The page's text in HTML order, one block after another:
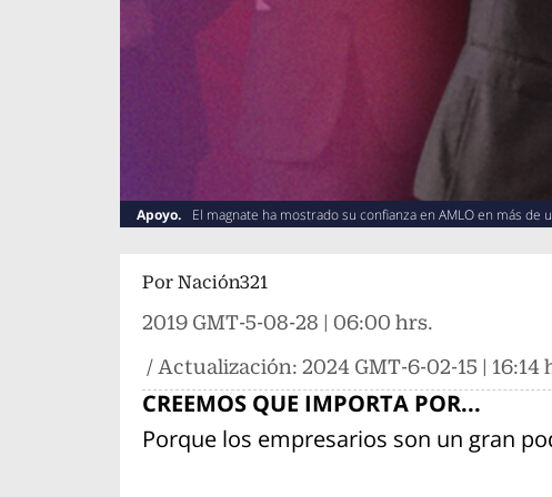
Apoyo. El magnate ha mostrado su confianza en AMLO en más de
Por Nación321
2019 GMT-5-08-28 | 06:00 hrs.
/ Actualización: 2024 GMT-6-02-15 | 16:14
CREEMOS QUE IMPORTA POR...
Porque los empresarios son un gran